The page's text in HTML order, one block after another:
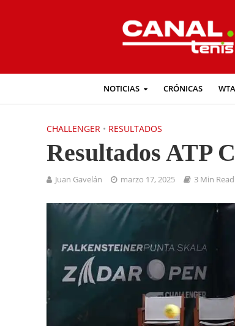
NOTICIAS CRÓNICAS WTA
CHALLENGER • RESULTADOS
Resultados ATP
Juan Gavelán marzo 17, 2025 3 Min Read